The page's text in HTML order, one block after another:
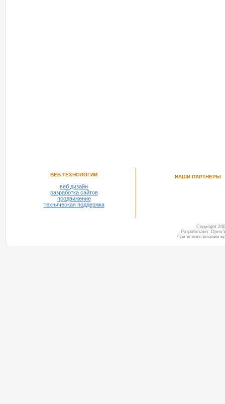
ВЕБ ТЕХНОЛОГИИ
веб дизайн
разработка сайтов
продвижение
техническая поддержка
НАШИ ПАРТНЕРЫ
Copyright
Разработано:
При использовании